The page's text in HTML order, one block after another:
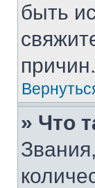
быть
причин.
» Что